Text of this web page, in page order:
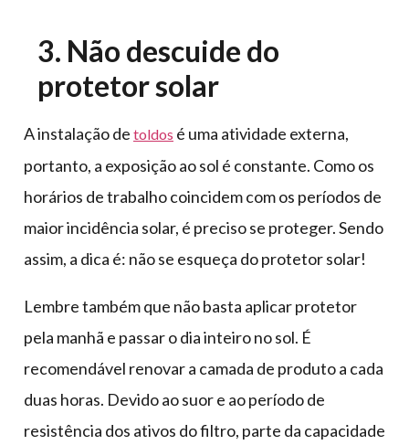
3. Não descuide do
protetor solar
A instalação de toldos é uma atividade externa,
portanto, a exposição ao sol é constante. Como os
horários de trabalho coincidem com os períodos de
maior incidência solar, é preciso se proteger. Sendo
assim, a dica é: não se esqueça do protetor solar!
Lembre também que não basta aplicar protetor
pela manhã e passar o dia inteiro no sol. É
recomendável renovar a camada de produto a cada
duas horas. Devido ao suor e ao período de
resistência dos ativos do filtro, parte da capacidade